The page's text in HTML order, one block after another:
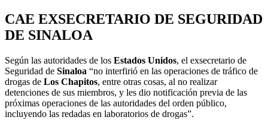
CAE EXSECRETARIO DE SEGURIDAD
DE SINALOA
Según las autoridades de los Estados Unidos, el exsecretario de
Seguridad de Sinaloa “no interfirió en las operaciones de tráfico de
drogas de Los Chapitos, entre otras cosas, al no realizar
detenciones de sus miembros, y les dio notificación previa de las
próximas operaciones de las autoridades del orden público,
incluyendo las redadas en laboratorios de drogas”.